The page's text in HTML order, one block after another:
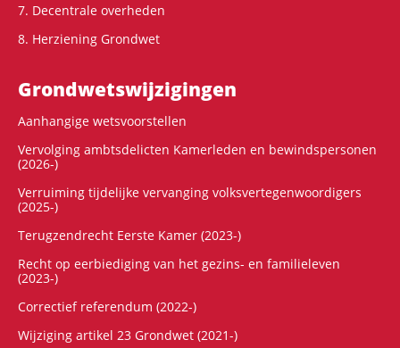
7. Decentrale overheden
8. Herziening Grondwet
Grondwets­wijzigingen
Aanhangige wetsvoorstellen
Vervolging ambtsdelicten Kamerleden en bewindspersonen
(2026-)
Verruiming tijdelijke vervanging volksvertegenwoordigers
(2025-)
Terugzendrecht Eerste Kamer (2023-)
Recht op eerbiediging van het gezins- en familieleven
(2023-)
Correctief referendum (2022-)
Wijziging artikel 23 Grondwet (2021-)